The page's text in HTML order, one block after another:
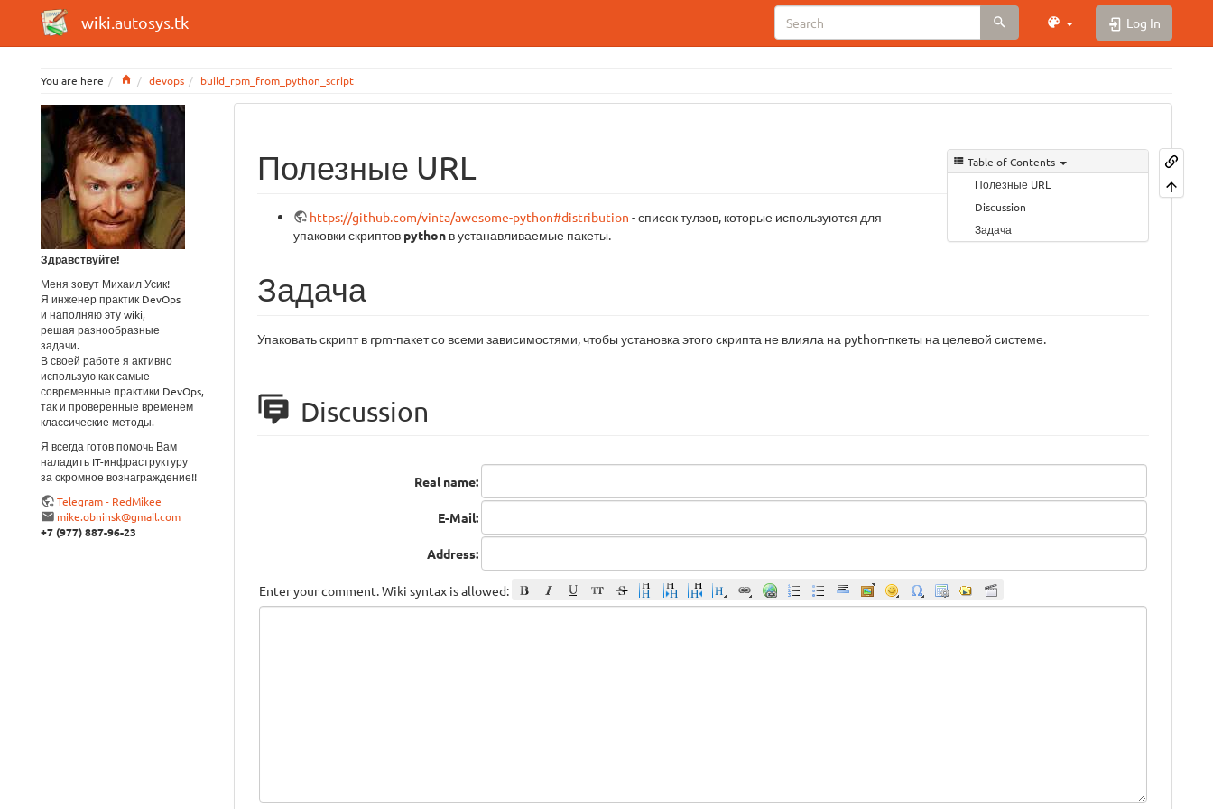
wiki.autosys.tk Log In
You are here Homedevops build_rpm_from_python_script
Здравствуйте!
Меня зовут Михаил Усик!
Я инженер практик DevOps
и наполняю эту wiki,
решая разнообразные
задачи.
В своей работе я активно
использую как самые
современные практики DevOps,
так и проверенные временем
классические методы.
Я всегда готов помочь Вам
наладить IT-инфраструктуру
за скромное вознаграждение!!
Telegram - RedMikee
mike.obninsk@gmail.com
+7 (977) 887-96-23
Table of Contents
Полезные URL
Discussion
Задача
Полезные URL
https://github.com/vinta/awesome-python#distribution - список тулзов, которые используются для
упаковки скриптов python в устанавливаемые пакеты.
Задача
Упаковать скрипт в rpm-пакет со всеми зависимостями, чтобы установка этого скрипта не влияла на python-пкеты на целевой системе.
Discussion
Real name:
E-Mail:
Address:
Enter your comment. Wiki syntax is allowed: